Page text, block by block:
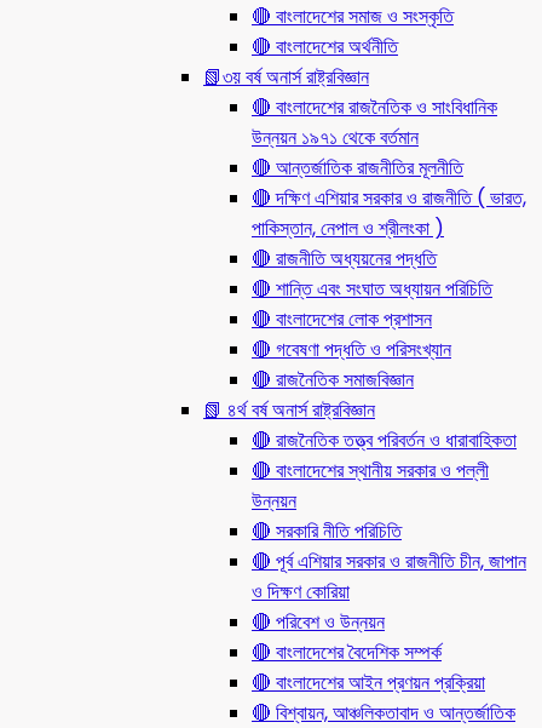
🔴 বাংলাদেশের সমাজ ও সংস্কৃতি
🔴 বাংলাদেশের অর্থনীতি
📗৩য় বর্ষ অনার্স রাষ্ট্রবিজ্ঞান
🔴 বাংলাদেশের রাজনৈতিক ও সাংবিধানিক
উন্নয়ন ১৯৭১ থেকে বর্তমান
🔴 আন্তর্জাতিক রাজনীতির মূলনীতি
🔴 দক্ষিণ এশিয়ার সরকার ও রাজনীতি ( ভারত,
পাকিস্তান, নেপাল ও শ্রীলংকা )
🔴 রাজনীতি অধ্যয়নের পদ্ধতি
🔴 শান্তি এবং সংঘাত অধ্যায়ন পরিচিতি
🔴 বাংলাদেশের লোক প্রশাসন
🔴 গবেষণা পদ্ধতি ও পরিসংখ্যান
🔴 রাজনৈতিক সমাজবিজ্ঞান
📗 ৪র্থ বর্ষ অনার্স রাষ্ট্রবিজ্ঞান
🔴 রাজনৈতিক তত্ত্ব পরিবর্তন ও ধারাবাহিকতা
🔴 বাংলাদেশের স্থানীয় সরকার ও পল্লী
উন্নয়ন
🔴 সরকারি নীতি পরিচিতি
🔴 পূর্ব এশিয়ার সরকার ও রাজনীতি চীন, জাপান
ও দিক্ষণ কোরিয়া
🔴 পরিবেশ ও উন্নয়ন
🔴 বাংলাদেশের বৈদেশিক সম্পর্ক
🔴 বাংলাদেশের আইন প্রণয়ন প্রক্রিয়া
🔴 বিশ্বায়ন, আঞ্চলিকতাবাদ ও আন্তর্জাতিক